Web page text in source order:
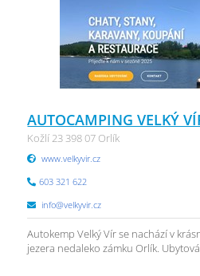
AUTOCAMPING VELKÝ
Kožlí 23 398 07 Orlík
www.velkyvir.cz
603 321 622
info@velkyvir.cz
Autokemp Velký Vír se nachází v
jezera nedaleko zámku Orlík.